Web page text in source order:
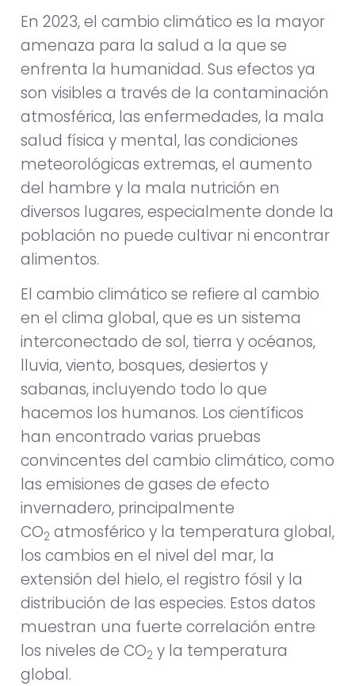
En 2023, el cambio climático es la mayor
amenaza para la salud a la que se
enfrenta la humanidad. Sus efectos ya
son visibles a través de la contaminación
atmosférica, las enfermedades, la mala
salud física y mental, las condiciones
meteorológicas extremas, el aumento
del hambre y la mala nutrición en
diversos lugares, especialmente donde la
población no puede cultivar ni encontrar
alimentos.
El cambio climático se refiere al cambio
en el clima global, que es un sistema
interconectado de sol, tierra y océanos,
lluvia, viento, bosques, desiertos y
sabanas, incluyendo todo lo que
hacemos los humanos. Los científicos
han encontrado varias pruebas
convincentes del cambio climático, como
las emisiones de gases de efecto
invernadero, principalmente
CO2 atmosférico y la temperatura global,
los cambios en el nivel del mar, la
extensión del hielo, el registro fósil y la
distribución de las especies. Estos datos
muestran una fuerte correlación entre
los niveles de CO2 y la temperatura
global.